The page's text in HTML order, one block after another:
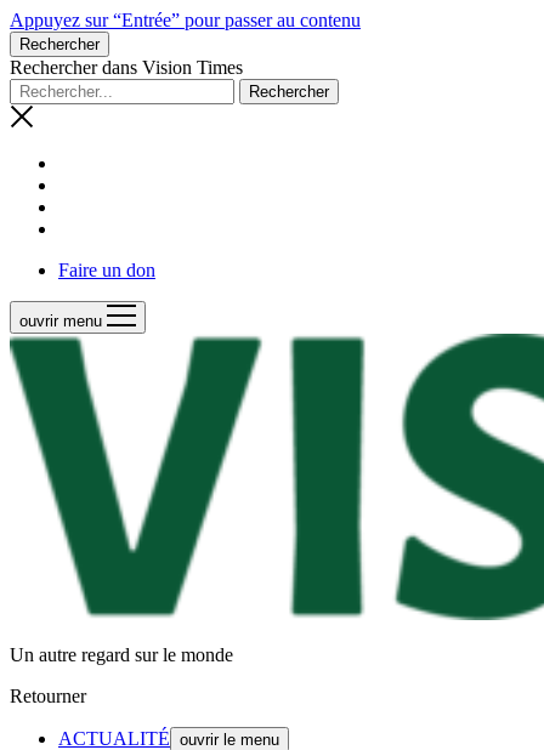
Appuyez sur “Entrée” pour passer au contenu
Rechercher
Rechercher dans Vision Times
Faire un don
ouvrir menu
Un autre regard sur le monde
Retourner
ACTUALITÉ ouvrir le menu